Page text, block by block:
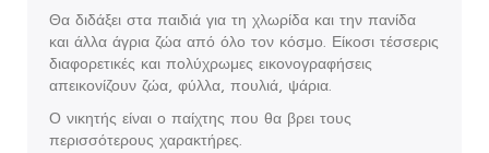
Θα διδάξει στα παιδιά για τη χλωρίδα και την πανίδα
και άλλα άγρια ​​ζώα από όλο τον κόσμο. Είκοσι τέσσερις
διαφορετικές και πολύχρωμες εικονογραφήσεις
απεικονίζουν ζώα, φύλλα, πουλιά, ψάρια.
Ο νικητής είναι ο παίχτης που θα βρει τους
περισσότερους χαρακτήρες.